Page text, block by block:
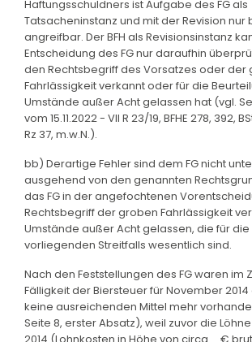
Haftungsschuldners ist Aufgabe des FG als
Tatsacheninstanz und mit der Revision nur
angreifbar. Der BFH als Revisionsinstanz
Entscheidung des FG nur daraufhin
den Rechtsbegriff des Vorsatzes oder der
Fahrlässigkeit verkannt oder für die
Umstände außer Acht gelassen hat (vgl.
vom 15.11.2022 - VII R 23/19, BFHE 278, 392,
Rz 37, m.w.N.).
bb) Derartige Fehler sind dem FG nicht
ausgehend von den genannten
das FG in der angefochtenen
Rechtsbegriff der groben Fahrlässigkeit
Umstände außer Acht gelassen, die für
vorliegenden Streitfalls wesentlich sind.
Nach den Feststellungen des FG waren im
Fälligkeit der Biersteuer für November 2014
keine ausreichenden Mittel mehr
Seite 8, erster Absatz), weil zuvor die